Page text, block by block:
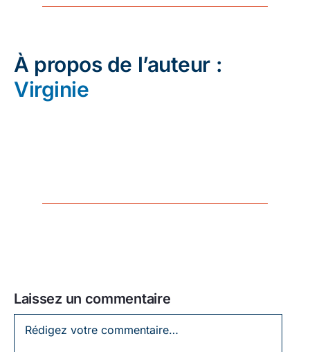
À propos de l’auteur :
Virginie
Laissez un commentaire
Laissez